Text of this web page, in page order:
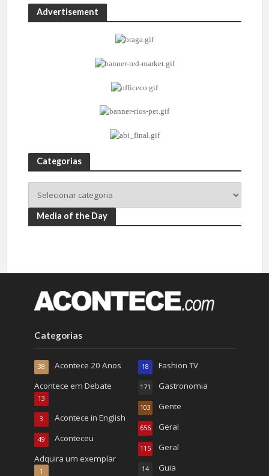
Advertisement
Categorias
Media of the Day
Categorias
Acontece 20 Anos
38
Acontece em Debate
13
Acontece in English
3
Aconteceu
49
Adquira um exemplar
1
Fashion TV
18
Gastronomia
171
Gente
103
Geral
656
Geral
115
Guia
14